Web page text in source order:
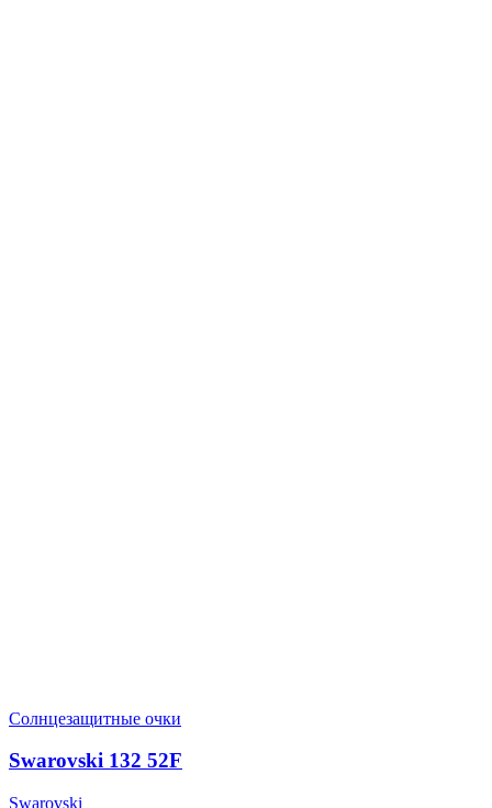
Солнцезащитные очки
Swarovski 132 52F
Swarovski